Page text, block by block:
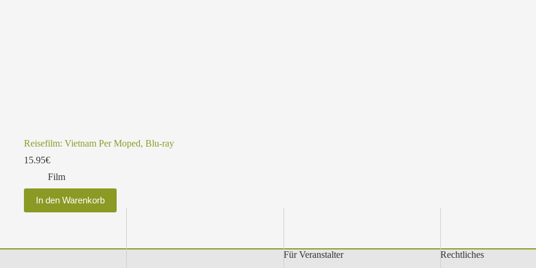
Reisefilm: Vietnam Per Moped, Blu-ray
15.95€
Film
In den Warenkorb
Für Veranstalter Rechtliches